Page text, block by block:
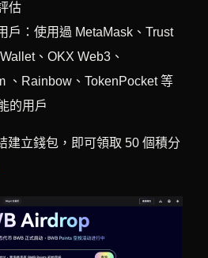
估
戶：使用過 MetaMask、Trust
、OKX Web3、
、Rainbow、TokenPocket 等
的用戶
建立錢包，即可領取 50 個積分